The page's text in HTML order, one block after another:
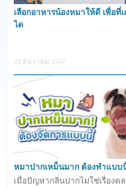
เลือกอาหารน้องหมาให้ดี เพื่อที่
ได
23 ธันวาคม 2567
หมาปากเหม็นมาก ต้องทำแบบ
เมื่อปัญหากลิ่นปากไม่ใช่เรื่องตล